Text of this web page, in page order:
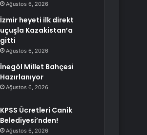
Ağustos 6, 2026
İzmir heyeti ilk direkt
uçuşla Kazakistan’a
gitti
Ağustos 6, 2026
İnegöl Millet Bahçesi
Hazırlanıyor
Ağustos 6, 2026
KPSS Ücretleri Canik
Belediyesi’nden!
Ağustos 6, 2026